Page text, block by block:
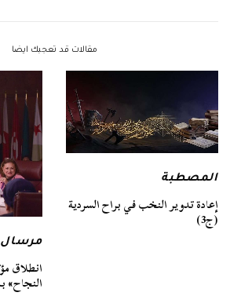
مقالات قد تعجبك ايضا
المصطبة
إعادة تدوير النخب في براح السردية
(ج3)
مرسال
انطلاق
النجاح»